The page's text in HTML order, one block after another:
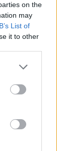
on the
may
List of
it to other